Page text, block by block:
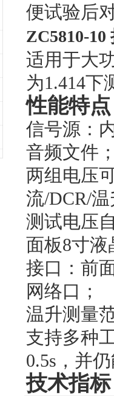
便试验后
ZC5810-
适用于大
为1.414下
性能特点
信号源：
音频文件
两组电压
流/DCR/
测试电压
面板8寸
接口：前
网络口；
温升测量
支持多种
0.5s，并
技术指标